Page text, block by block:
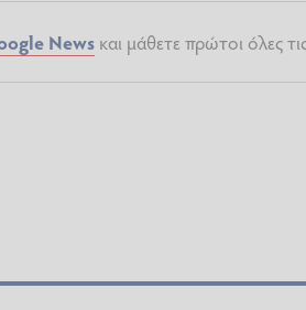
Newsκαι μάθετε πρώτοι όλες